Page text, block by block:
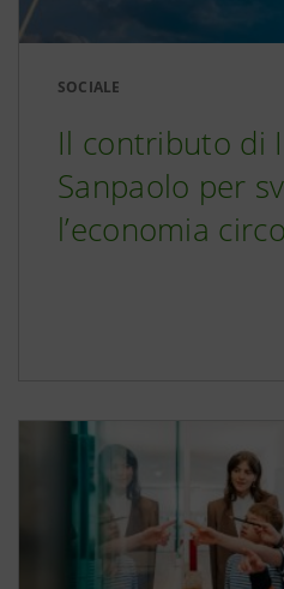
SOCIALE
Il contributo di
Sanpaolo per
l’economia